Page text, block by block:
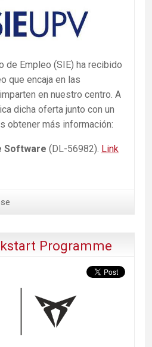
de Empleo (SIE) ha recibido
que encaja en las
en nuestro centro. A
dicha oferta junto con un
obtener más información:
Software (DL-56982). Link
Programme